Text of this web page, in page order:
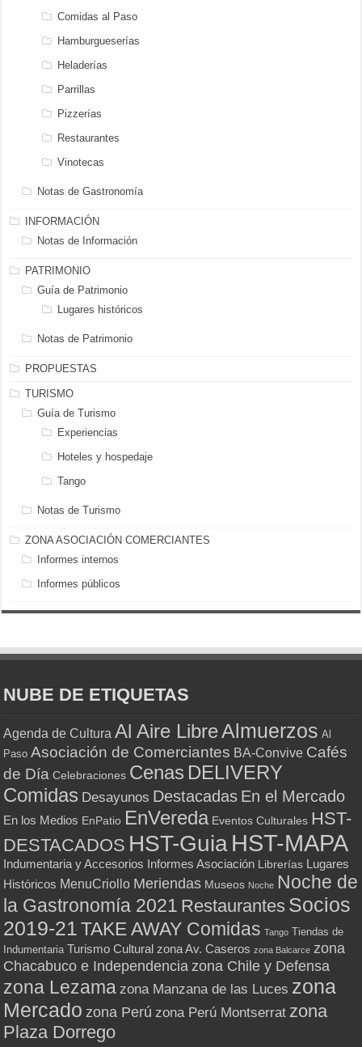
Comidas al Paso
Hamburgueserías
Heladerías
Parrillas
Pizzerías
Restaurantes
Vinotecas
Notas de Gastronomía
INFORMACIÓN
Notas de Información
PATRIMONIO
Guía de Patrimonio
Lugares históricos
Notas de Patrimonio
PROPUESTAS
TURISMO
Guía de Turismo
Experiencias
Hoteles y hospedaje
Tango
Notas de Turismo
ZONA ASOCIACIÓN COMERCIANTES
Informes internos
Informes públicos
NUBE DE ETIQUETAS
Agenda de Cultura Al Aire LibreAlmuerzos Al
Paso Asociación de Comerciantes BA-Convive Cafés
de Día Celebraciones Cenas DELIVERY
Comidas Desayunos Destacadas En el Mercado
En los Medios EnPatio EnVereda Eventos Culturales HST-
DESTACADOS HST-GuiaHST-MAPA
Indumentaria y Accesorios Informes Asociación Librerías Lugares
Históricos MenuCriollo Meriendas Museos Noche Noche de
la Gastronomía 2021 Restaurantes Socios
2019-21 TAKE AWAY Comidas Tango Tiendas de
Indumentaria Turismo Cultural zona Av. Caseros zona Balcarce zona
Chacabuco e Independencia zona Chile y Defensa
zona Lezama zona Manzana de las Luces zona
Mercado zona Perú zona Perú Montserrat zona
Plaza Dorrego